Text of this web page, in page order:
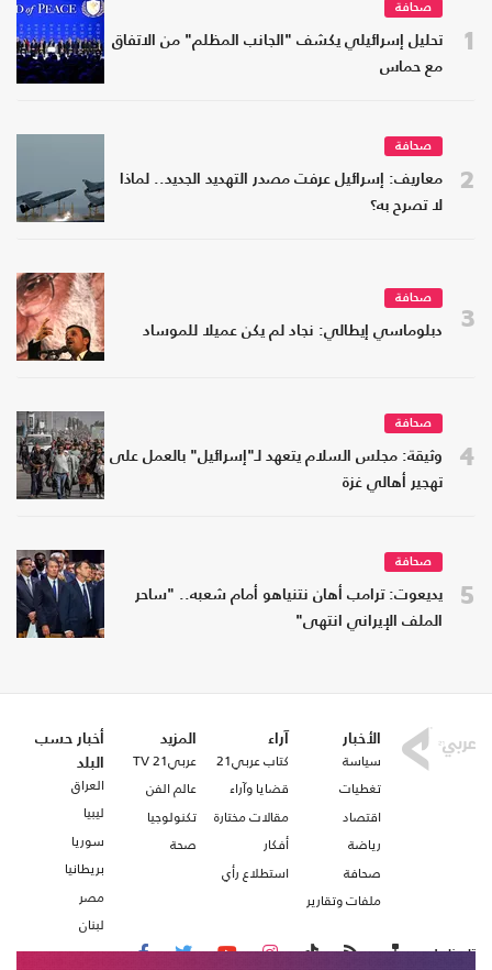
1
صحافة
تحليل إسرائيلي يكشف "الجانب المظلم" من الاتفاق
مع حماس
2
صحافة
معاريف: إسرائيل عرفت مصدر التهديد الجديد.. لماذا
لا تصرح به؟
3
صحافة
دبلوماسي إيطالي: نجاد لم يكن عميلا للموساد
4
صحافة
وثيقة: مجلس السلام يتعهد لـ"إسرائيل" بالعمل على
تهجير أهالي غزة
5
صحافة
يديعوت: ترامب أهان نتنياهو أمام شعبه.. "ساحر
الملف الإيراني انتهى"
الأخبار
سياسة
تغطيات
اقتصاد
رياضة
صحافة
ملفات وتقارير
آراء
كتاب عربي21
قضايا وآراء
مقالات مختارة
أفكار
استطلاع رأي
المزيد
عربي21 TV
عالم الفن
تكنولوجيا
صحة
أخبار حسب
البلد
العراق
ليبيا
سوريا
بريطانيا
مصر
لبنان
تابعنا على